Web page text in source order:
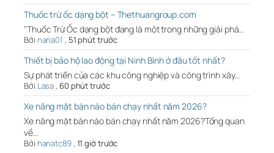
Thuốc trừ ốc dạng bột – Thethuangroup.com
"Thuốc Trừ Ốc dạng bột đang là một trong những giải phá…
Bởi nana01 , 51 phút trước
Thiết bị bảo hộ lao động tại Ninh Bình ở đâu tốt nhất?
Sự phát triển của các khu công nghiệp và công trình xây…
Bởi Lasa, 60 phút trước
Xe nâng mặt bàn nào bán chạy nhất năm 2026?
Xe nâng mặt bàn nào bán chạy nhất năm 2026?Tổng quan
về…
Bởi hanatc89, 11 giờ trước